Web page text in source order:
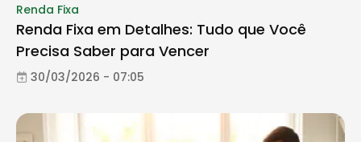
Renda Fixa
Renda Fixa em Detalhes: Tudo que Você
Precisa Saber para Vencer
30/03/2026 - 07:05